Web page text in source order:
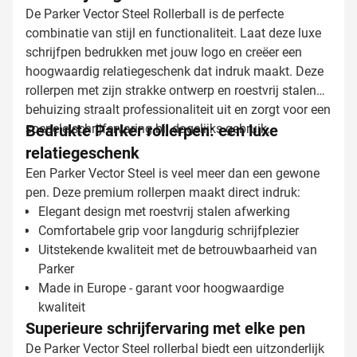
De Parker Vector Steel Rollerball is de perfecte
combinatie van stijl en functionaliteit. Laat deze luxe
schrijfpen bedrukken met jouw logo en creëer een
hoogwaardig relatiegeschenk dat indruk maakt. Deze
rollerpen met zijn strakke ontwerp en roestvrij stalen
behuizing straalt professionaliteit uit en zorgt voor een
soepele schrijfervaring bij dagelijks gebruik.
Bedrukte Parker rollerpen: een luxe
relatiegeschenk
Een Parker Vector Steel is veel meer dan een gewone
pen. Deze premium rollerpen maakt direct indruk:
Elegant design met roestvrij stalen afwerking
Comfortabele grip voor langdurig schrijfplezier
Uitstekende kwaliteit met de betrouwbaarheid van
Parker
Made in Europe - garant voor hoogwaardige
kwaliteit
Superieure schrijfervaring met elke pen
De Parker Vector Steel rollerbal biedt een uitzonderlijk